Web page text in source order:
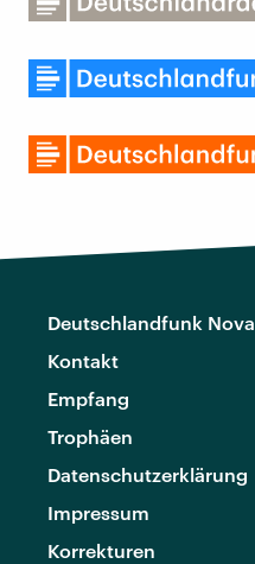
Deutschlandfunk Nova
Kontakt
Empfang
Trophäen
Datenschutzerklärung
Impressum
Korrekturen